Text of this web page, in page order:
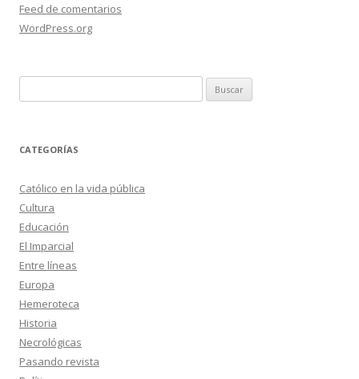
Feed de comentarios
WordPress.org
CATEGORÍAS
Católico en la vida pública
Cultura
Educación
El Imparcial
Entre líneas
Europa
Hemeroteca
Historia
Necrológicas
Pasando revista